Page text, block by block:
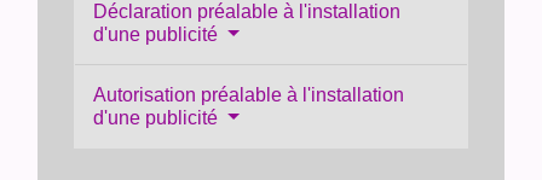
Déclaration préalable à l'installation
d'une publicité
Autorisation préalable à l'installation
d'une publicité